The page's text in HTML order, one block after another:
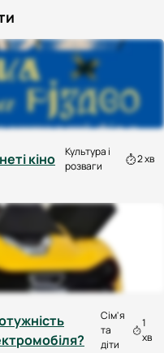
кіно
Культура і
розваги
2 хв
Сім'я
та
діти
1
хв